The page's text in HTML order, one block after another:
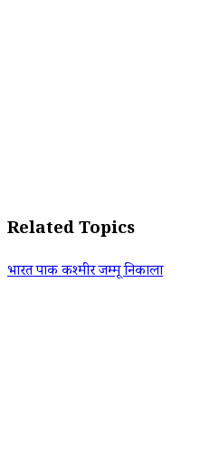
Related Topics
भारत पाक कश्मीर जम्मू निकाला